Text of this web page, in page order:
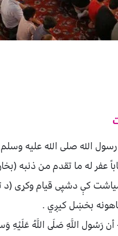
الله صلی الله عليه
عفر له ما تقدم من ذنبه
کې دشپی قيام وکړی (د
بخښل کيږي .
رَسُول اللَّهِ صَلَى اللَّهُ عَلَيْهِ